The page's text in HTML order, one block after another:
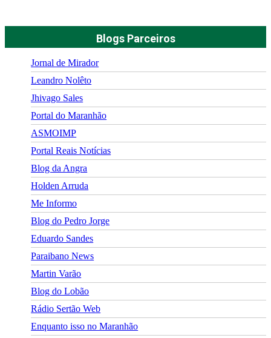
Blogs Parceiros
Jornal de Mirador
Leandro Nolêto
Jhivago Sales
Portal do Maranhão
ASMOIMP
Portal Reais Notí­cias
Blog da Angra
Holden Arruda
Me Informo
Blog do Pedro Jorge
Eduardo Sandes
Paraibano News
Martin Varão
Blog do Lobão
Rádio Sertão Web
Enquanto isso no Maranhão